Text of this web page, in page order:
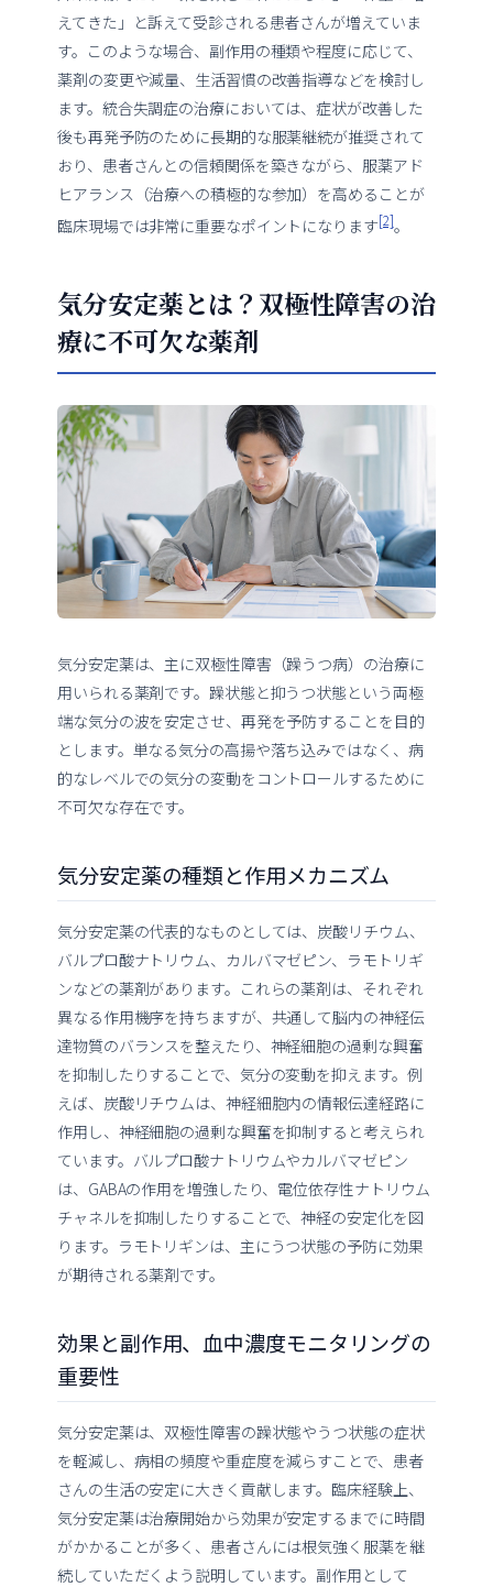
えてきた」と訴えて受診される患者さんが増えていま
す。このような場合、副作用の種類や程度に応じて、
薬剤の変更や減量、生活習慣の改善指導などを検討し
ます。統合失調症の治療においては、症状が改善した
後も再発予防のために長期的な服薬継続が推奨されて
おり、患者さんとの信頼関係を築きながら、服薬アド
ヒアランス（治療への積極的な参加）を高めることが
臨床現場では非常に重要なポイントになります[2]。
気分安定薬とは？双極性障害の治
療に不可欠な薬剤
気分安定薬は、主に双極性障害（躁うつ病）の治療に
用いられる薬剤です。躁状態と抑うつ状態という両極
端な気分の波を安定させ、再発を予防することを目的
とします。単なる気分の高揚や落ち込みではなく、病
的なレベルでの気分の変動をコントロールするために
不可欠な存在です。
気分安定薬の種類と作用メカニズム
気分安定薬の代表的なものとしては、炭酸リチウム、
バルプロ酸ナトリウム、カルバマゼピン、ラモトリギ
ンなどの薬剤があります。これらの薬剤は、それぞれ
異なる作用機序を持ちますが、共通して脳内の神経伝
達物質のバランスを整えたり、神経細胞の過剰な興奮
を抑制したりすることで、気分の変動を抑えます。例
えば、炭酸リチウムは、神経細胞内の情報伝達経路に
作用し、神経細胞の過剰な興奮を抑制すると考えられ
ています。バルプロ酸ナトリウムやカルバマゼピン
は、GABAの作用を増強したり、電位依存性ナトリウム
チャネルを抑制したりすることで、神経の安定化を図
ります。ラモトリギンは、主にうつ状態の予防に効果
が期待される薬剤です。
効果と副作用、血中濃度モニタリングの
重要性
気分安定薬は、双極性障害の躁状態やうつ状態の症状
を軽減し、病相の頻度や重症度を減らすことで、患者
さんの生活の安定に大きく貢献します。臨床経験上、
気分安定薬は治療開始から効果が安定するまでに時間
がかかることが多く、患者さんには根気強く服薬を継
続していただくよう説明しています。副作用として